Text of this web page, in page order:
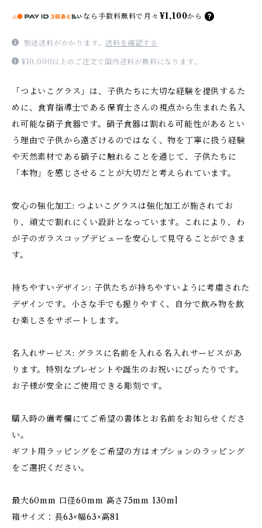
なら 手数料無料で 月々 ¥1,100から
別途送料がかかります。送料を確認する
¥10,000以上のご注文で国内送料が無料になります。
「つよいこグラス」は、子供たちに大切な経験を提供するた
めに、食育指導士である保育士さんの視点から生まれた名入
れ可能な硝子食器です。硝子食器は割れる可能性があるとい
う理由で子供から遠ざけるのではなく、物を丁寧に扱う経験
や天然素材である硝子に触れることを通じて、子供たちに
「本物」を感じさせることが大切だと考えられています。
安心の強化加工: つよいこグラスは強化加工が施されてお
り、頑丈で割れにくい設計となっています。これにより、わ
が子のガラスコップデビューを安心して見守ることができま
す。
持ちやすいデザイン: 子供たちが持ちやすいように考慮された
デザインです。小さな手でも握りやすく、自分で飲み物を飲
む楽しさをサポートします。
名入れサービス: グラスに名前を入れる名入れサービスがあ
ります。特別なプレゼントや誕生のお祝いにぴったりです。
お子様が安全にご使用できる彫刻です。
購入時の備考欄にてご希望の書体とお名前をお知らせくださ
い。
ギフト用ラッピングをご希望の方はオプションのラッピング
をご選択ください。
最大60mm 口径60mm 高さ75mm 130ml
箱サイズ：長63×幅63×高81